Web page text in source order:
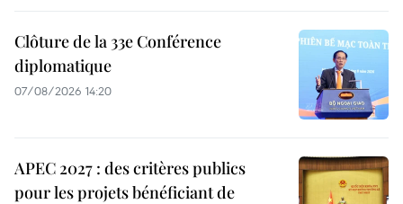
Clôture de la 33e Conférence
diplomatique
07/08/2026 14:20
APEC 2027 : des critères publics
pour les projets bénéficiant de